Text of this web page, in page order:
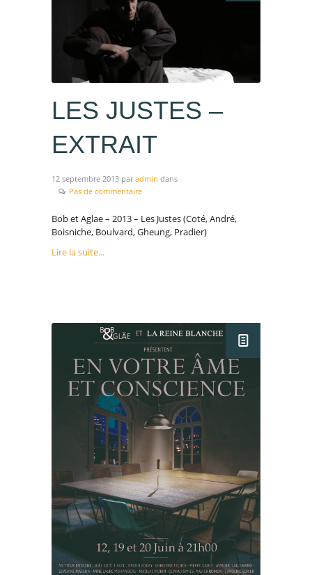
LES JUSTES –
EXTRAIT
12 septembre 2013 paradmin dans
Pas de commentaire
Bob et Aglae – 2013 – Les Justes (Coté, André,
Boisniche, Boulvard, Gheung, Pradier)
Lire la suite...